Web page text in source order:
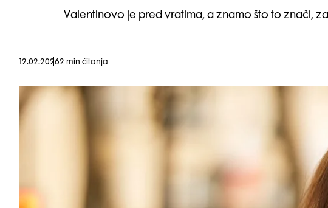
Valentinovo je pred vratima, a znamo što to znači,
12.02.20262 min čitanja